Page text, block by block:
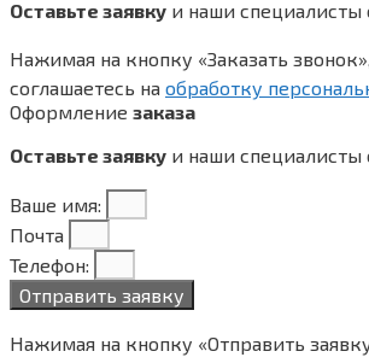
Оставьте заявку и наши специалисты
Нажимая на кнопку «Заказать
соглашаетесь на обработку
Оформление заказа
Оставьте заявку и наши специалисты
Ваше имя:
Почта
Телефон:
Отправить заявку
Нажимая на кнопку «Отправить